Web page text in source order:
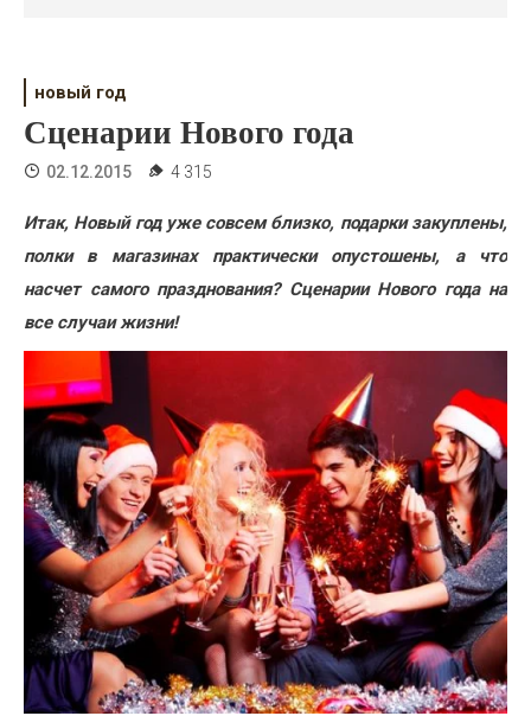
Дом
Хобби
Недвижимость
новый год
Сценарии Нового года
02.12.2015 4 315
Итак, Новый год уже совсем близко, подарки закуплены,
полки в магазинах практически опустошены, а что
насчет самого празднования? Сценарии Нового года на
все случаи жизни!